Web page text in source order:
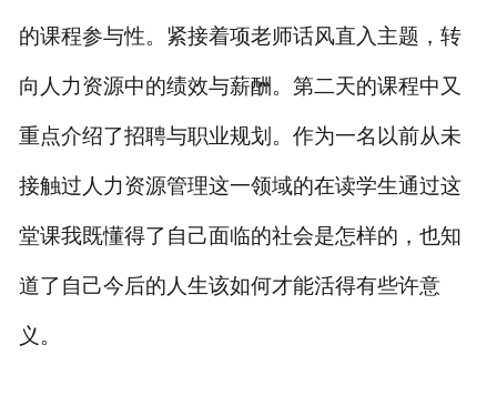
的课程参与性。紧接着项老师话风直入主题，转
向人力资源中的绩效与薪酬。第二天的课程中又
重点介绍了招聘与职业规划。作为一名以前从未
接触过人力资源管理这一领域的在读学生通过这
堂课我既懂得了自己面临的社会是怎样的，也知
道了自己今后的人生该如何才能活得有些许意
义。